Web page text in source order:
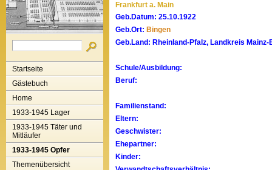
Startseite
Gästebuch
Home
1933-1945 Lager
1933-1945 Täter und
Mitläufer
1933-1945 Opfer
Themenübersicht
Frankfurt a. Main
Geb.Datum: 25.10.1922
Geb.Ort: Bingen
Geb.Land: Rheinland-Pfalz, Landkreis Mainz-
Schule/Ausbildung:
Beruf:
Familienstand:
Eltern:
Geschwister:
Ehepartner:
Kinder: